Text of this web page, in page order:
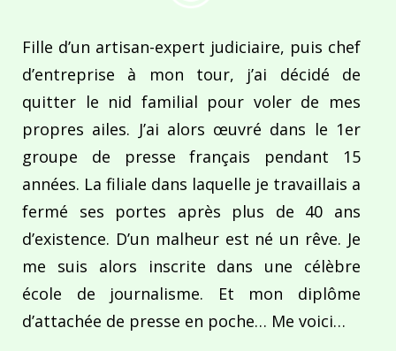
Fille d’un artisan-expert judiciaire, puis chef
d’entreprise à mon tour, j’ai décidé de
quitter le nid familial pour voler de mes
propres ailes. J’ai alors œuvré dans le 1er
groupe de presse français pendant 15
années. La filiale dans laquelle je travaillais a
fermé ses portes après plus de 40 ans
d’existence. D’un malheur est né un rêve. Je
me suis alors inscrite dans une célèbre
école de journalisme. Et mon diplôme
d’attachée de presse en poche… Me voici…